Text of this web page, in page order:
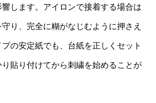
します。アイロンで接着する場合は
り、完全に糊がなじむように押さえ
の安定紙でも、台紙を正しくセット
り貼り付けてから刺繍を始めることが